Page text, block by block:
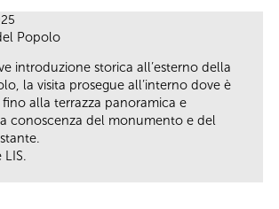
Popolo
introduzione storica all’esterno della
la visita prosegue all’interno dove è
fino alla terrazza panoramica e
conoscenza del monumento e del